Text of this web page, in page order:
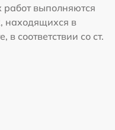
выполняются
находящихся в
соответствии со ст.